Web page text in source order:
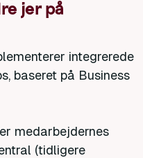
jer på
integrerede
baseret på Business
medarbejdernes
(tidligere